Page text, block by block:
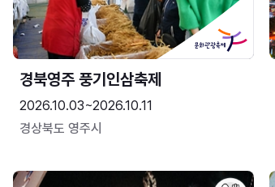
경북영주 풍기인삼축제
2026.10.03~2026.10.11
경상북도 영주시